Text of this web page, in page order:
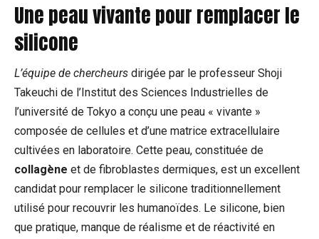
Une peau vivante pour remplacer le
silicone
L’équipe de chercheurs dirigée par le professeur Shoji
Takeuchi de l’Institut des Sciences Industrielles de
l’université de Tokyo a conçu une peau « vivante »
composée de cellules et d’une matrice extracellulaire
cultivées en laboratoire. Cette peau, constituée de
collagène et de fibroblastes dermiques, est un excellent
candidat pour remplacer le silicone traditionnellement
utilisé pour recouvrir les humanoïdes. Le silicone, bien
que pratique, manque de réalisme et de réactivité en